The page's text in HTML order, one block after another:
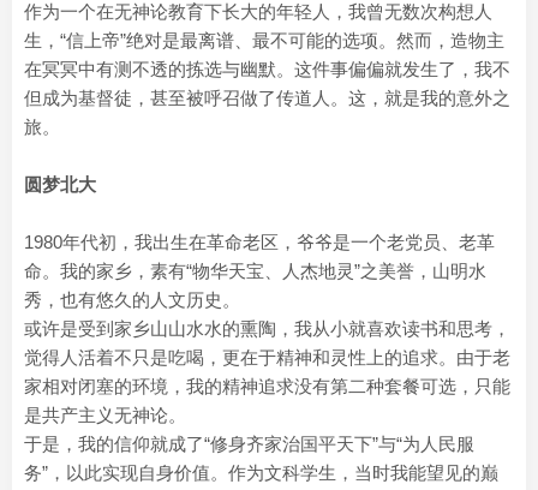
作为一个在无神论教育下长大的年轻人，我曾无数次构想人
生，“信上帝”绝对是最离谱、最不可能的选项。然而，造物主
在冥冥中有测不透的拣选与幽默。这件事偏偏就发生了，我不
但成为基督徒，甚至被呼召做了传道人。这，就是我的意外之
旅。
圆梦北大
1980年代初，我出生在革命老区，爷爷是一个老党员、老革
命。我的家乡，素有“物华天宝、人杰地灵”之美誉，山明水
秀，也有悠久的人文历史。
或许是受到家乡山山水水的熏陶，我从小就喜欢读书和思考，
觉得人活着不只是吃喝，更在于精神和灵性上的追求。由于老
家相对闭塞的环境，我的精神追求没有第二种套餐可选，只能
是共产主义无神论。
于是，我的信仰就成了“修身齐家治国平天下”与“为人民服
务”，以此实现自身价值。作为文科学生，当时我能望见的巅